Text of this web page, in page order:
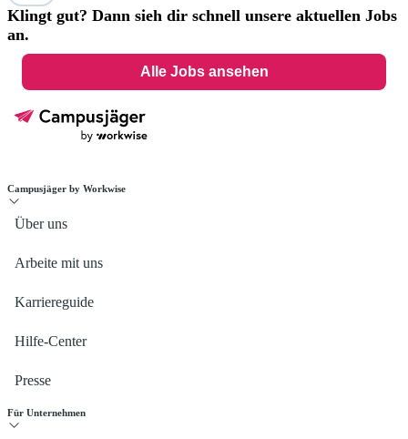
Klingt gut? Dann sieh dir schnell unsere aktuellen Jobs
an.
Alle Jobs ansehen
Campusjäger by Workwise
Über uns
Arbeite mit uns
Karriereguide
Hilfe-Center
Presse
Für Unternehmen